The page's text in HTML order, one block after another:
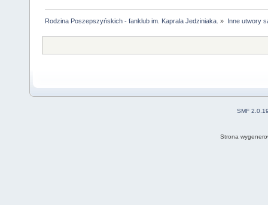
Rodzina Poszepszyńskich - fanklub im. Kaprala Jedziniaka. » Inne utwory
SMF
Strona